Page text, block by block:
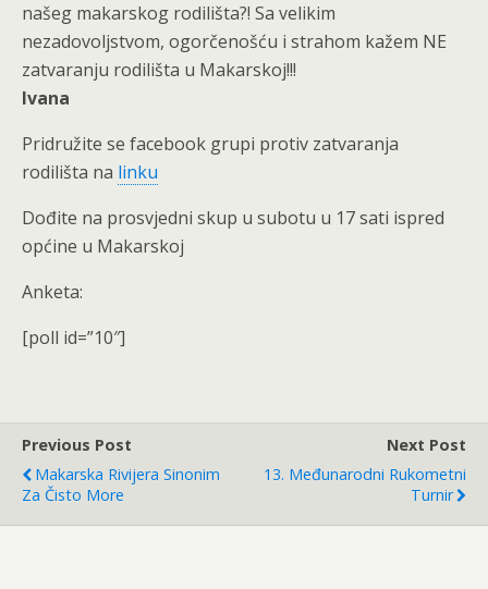
našeg makarskog rodilišta?! Sa velikim
nezadovoljstvom, ogorčenošću i strahom kažem NE
zatvaranju rodilišta u Makarskoj!!!
Ivana
Pridružite se facebook grupi protiv zatvaranja
rodilišta na linku
Dođite na prosvjedni skup u subotu u 17 sati ispred
općine u Makarskoj
Anketa:
[poll id=”10″]
Previous Post
Makarska Rivijera Sinonim
Za Čisto More
Next Post
13. Međunarodni Rukometni
Turnir